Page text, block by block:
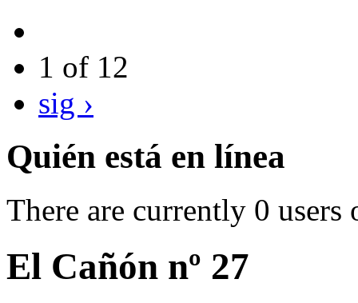
1 of 12
sig ›
Quién está en línea
There are currently 0 users
El Cañón nº 27